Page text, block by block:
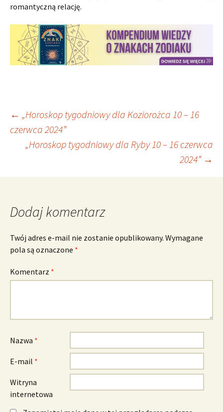
romantyczną relację.
Nawigacja
wpisu
← „Horoskop tygodniowy dla Koziorożca 10 – 16
czerwca 2024”
„Horoskop tygodniowy dla Ryby 10 – 16 czerwca
2024” →
Dodaj komentarz
Twój adres e-mail nie zostanie opublikowany. Wymagane
pola są oznaczone *
Komentarz *
Nazwa *
E-mail *
Witryna
internetowa